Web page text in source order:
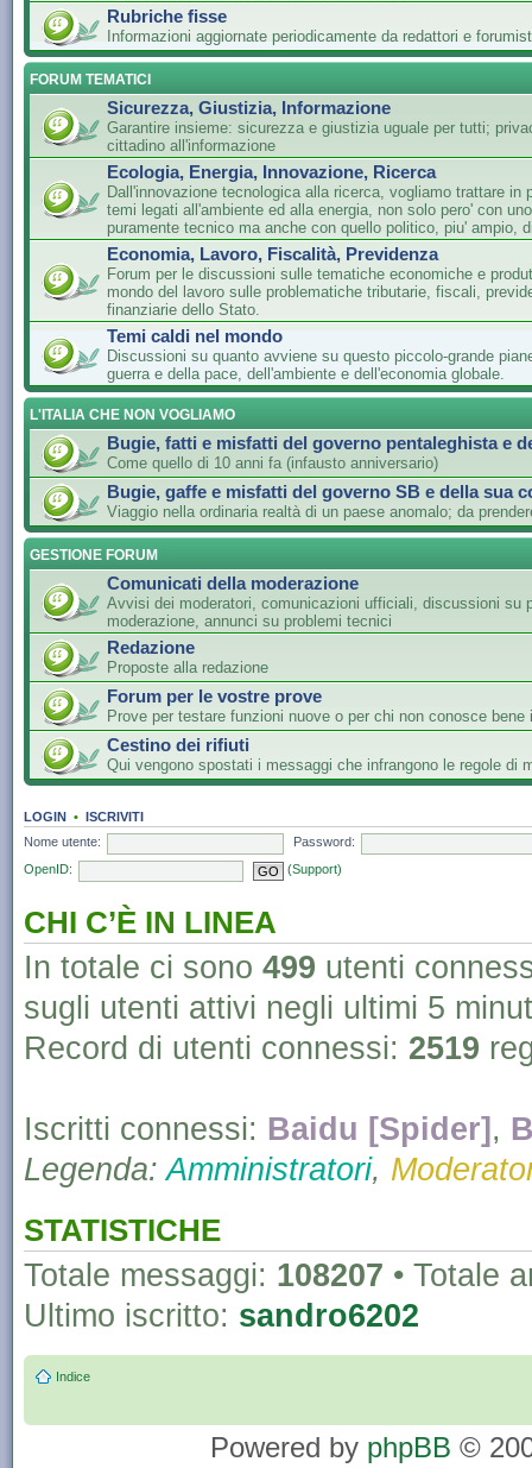
Rubriche fisse
Informazioni aggiornate periodicamente da redattori e
FORUM TEMATICI
Sicurezza, Giustizia, Informazione
Garantire insieme: sicurezza e giustizia uguale per tutti;
cittadino all'informazione
Ecologia, Energia, Innovazione, Ricerca
Dall'innovazione tecnologica alla ricerca, vogliamo trattare in
temi legati all'ambiente ed alla energia, non solo pero' con
puramente tecnico ma anche con quello politico, piu' ampio,
Economia, Lavoro, Fiscalità, Previdenza
Forum per le discussioni sulle tematiche economiche e
mondo del lavoro sulle problematiche tributarie, fiscali,
finanziarie dello Stato.
Temi caldi nel mondo
Discussioni su quanto avviene su questo piccolo-grande
guerra e della pace, dell'ambiente e dell'economia globale.
L'ITALIA CHE NON VOGLIAMO
Bugie, fatti e misfatti del governo pentaleghista e
Come quello di 10 anni fa (infausto anniversario)
Bugie, gaffe e misfatti del governo SB e della sua
Viaggio nella ordinaria realtà di un paese anomalo; da
GESTIONE FORUM
Comunicati della moderazione
Avvisi dei moderatori, comunicazioni ufficiali, discussioni su
moderazione, annunci su problemi tecnici
Redazione
Proposte alla redazione
Forum per le vostre prove
Prove per testare funzioni nuove o per chi non conosce bene
Cestino dei rifiuti
Qui vengono spostati i messaggi che infrangono le regole di
LOGIN • ISCRIVITI
Nome utente:
Password:
OpenID:
(Support)
CHI C’È IN LINEA
In totale ci sono 499 utenti
sugli utenti attivi negli ultimi 5
Record di utenti connessi: 2519
Iscritti connessi: Baidu [Spider] ,
Legenda:Amministratori,
STATISTICHE
Totale messaggi: 108207 • Totale
Ultimo iscritto: sandro6202
Indice
Powered by phpBB ©